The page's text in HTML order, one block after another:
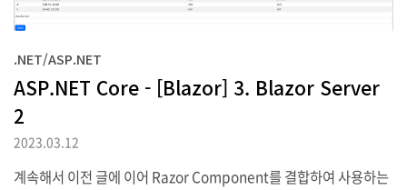
간단한 form application을 만들어 보고 사용자의 경험을 향상하기
위해 어떻게 Blazor form 기능을 확장할 수 있는지도 알아보겠습니
다. 1. Proje..
.NET/ASP.NET
ASP.NET Core - [Blazor] 3. Blazor Server
2
2023.03.12
계속해서 이전 글에 이어 Razor Component를 결합하여 사용하는